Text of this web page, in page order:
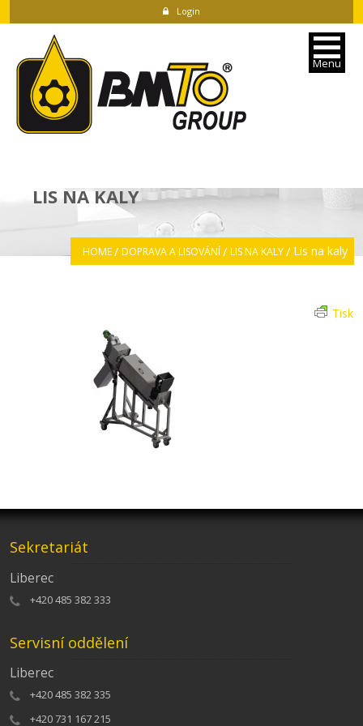
Login
LIS NA KALY
HOME DOPRAVA A LISOVÁNÍ LIS NA KALY Lis na kaly
Tisk
Sekretariát
Liberec
+420 485 382 333
Servisní oddělení
Liberec
+420 485 382 335
+420 731 167 215
Menu